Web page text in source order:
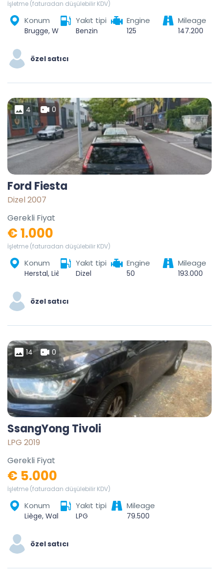
İşletme (faturadan düşülebilir KDV)
Konum Yakıt tipi
Benzin
Engine
125
Mileage
147.200
özel satıcı
4 0
Ford Fiesta
Dizel 2007
Gerekli Fiyat
€ 1.000
İşletme (faturadan düşülebilir KDV)
Konum Yakıt tipi
Dizel
Engine
50
Mileage
193.000
özel satıcı
14 0
SsangYong Tivoli
LPG 2019
Gerekli Fiyat
€ 5.000
İşletme (faturadan düşülebilir KDV)
Konum Yakıt tipi
LPG
Mileage
79.500
özel satıcı